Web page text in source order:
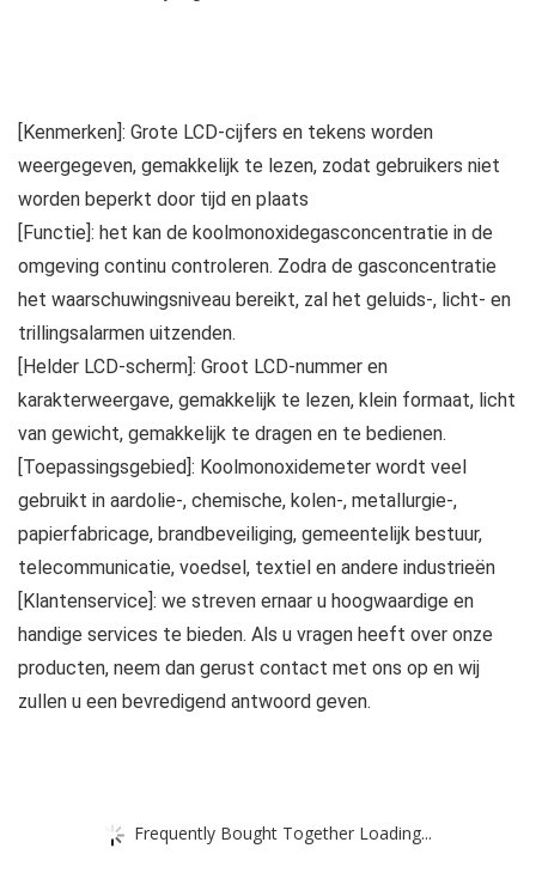
[Kenmerken]: Grote LCD-cijfers en tekens worden
weergegeven, gemakkelijk te lezen, zodat gebruikers niet
worden beperkt door tijd en plaats
[Functie]: het kan de koolmonoxidegasconcentratie in de
omgeving continu controleren. Zodra de gasconcentratie
het waarschuwingsniveau bereikt, zal het geluids-, licht- en
trillingsalarmen uitzenden.
[Helder LCD-scherm]: Groot LCD-nummer en
karakterweergave, gemakkelijk te lezen, klein formaat, licht
van gewicht, gemakkelijk te dragen en te bedienen.
[Toepassingsgebied]: Koolmonoxidemeter wordt veel
gebruikt in aardolie-, chemische, kolen-, metallurgie-,
papierfabricage, brandbeveiliging, gemeentelijk bestuur,
telecommunicatie, voedsel, textiel en andere industrieën
[Klantenservice]: we streven ernaar u hoogwaardige en
handige services te bieden. Als u vragen heeft over onze
producten, neem dan gerust contact met ons op en wij
zullen u een bevredigend antwoord geven.
Frequently Bought Together Loading...